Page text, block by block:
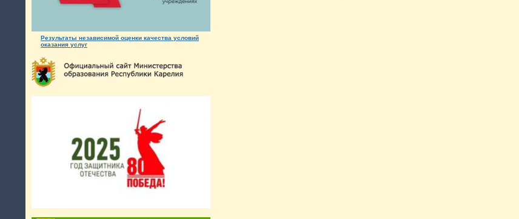
Результаты независимой оценки качества условий
оказания услуг